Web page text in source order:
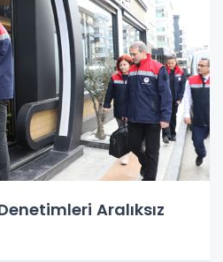
Aralıksız